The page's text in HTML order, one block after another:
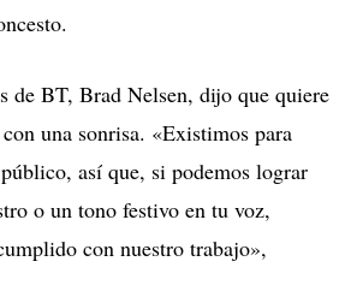
de BT, Brad Nelsen, dijo que quiere
una sonrisa. «Existimos para
así que, si podemos lograr
o un tono festivo en tu voz,
con nuestro trabajo»,